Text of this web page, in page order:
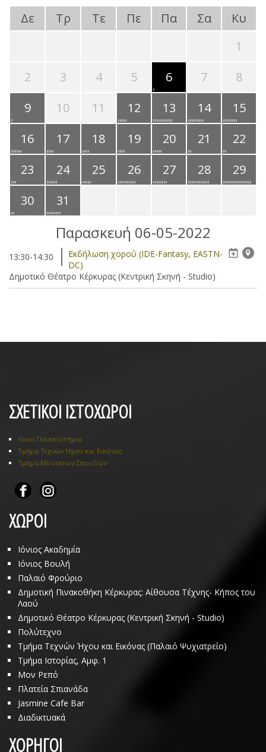
Δε Τρ Τε Πε Πα Σα
Κυ
1
2
3 4 5 6 7
8
9
10 11 12 13 14
15
16
17 18 19 20 21
22
23
24 25 26 27 28
29
30
31
Παρασκευή 06-05-2022
13:30-14:30
Eκδήλωση χορού (IDE-Fantasy, EASTN-
DC)
Δημοτικό Θέατρο Κέρκυρας (Κεντρική Σκηνή - Studio)
ΣΧΕΤΙΚΟΙ ΙΣΤΟΧΩΡΟΙ
Ιόνιο Πανεπιστήμιο
Τμήμα Τεχνών Ήχου και Εικόνας
Τμήμα Μουσικών Σπουδών
ΧΩΡΟΙ
Ιόνιος Ακαδημία
Ιόνιος Βουλή
Παλαιό Φρούριο
Δημοτική Πινακοθήκη Κέρκυρας: Αίθουσα Τέχνης- Κήπος του
Λαού
Δημοτικό Θέατρο Κέρκυρας (Κεντρική Σκηνή - Studio)
Πολύτεχνο
Τμήμα Τεχνών Ήχου και Εικόνας (Παλαιό Ψυχιατρείο)
Τμήμα Ιστορίας, Αμφ. 1
Μον Ρεπό
Πλατεία Σπιανάδα
Jasmine Cafe Bar
Διαδικτυακά
ΧΟΡΗΓΟΙ